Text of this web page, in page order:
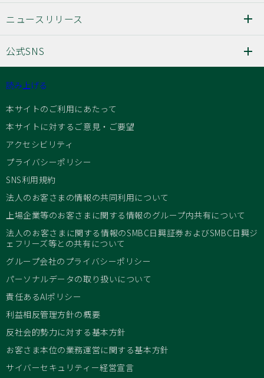
ニュースリリース
公式SNS
読み上げる
本サイトのご利用にあたって
本サイトに対するご意見・ご要望
アクセシビリティ
プライバシーポリシー
SNS利用規約
法人のお客さまの情報の共同利用について
上場企業等のお客さまに関する情報のグループ内共有について
法人のお客さまに関する情報のSMBC日興証券およびSMBC日興ジ
ェフリーズ等との共有について
グループ会社のプライバシーポリシー
パーソナルデータの取り扱いについて
責任あるAIポリシー
利益相反管理方針の概要
反社会的勢力に対する基本方針
お客さま本位の業務運営に関する基本方針
サイバーセキュリティー経営宣言